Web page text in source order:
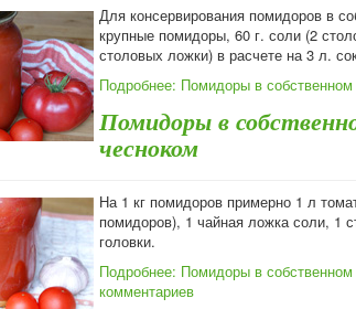
Для консервирования помидоров в
крупные помидоры, 60 г. соли (2
столовых ложки) в расчете на 3 л.
Подробнее: Помидоры в собственном
Помидоры в
чесноком
На 1 кг помидоров примерно 1 л
помидоров), 1 чайная ложка соли, 1
головки.
Подробнее: Помидоры в
комментариев